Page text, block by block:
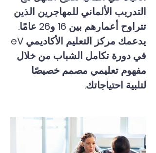
التدريب الألماني للمهاجرين الذين
تتراوح أعمارهم بين 16 و26 عامًا.
يدعمك مركز التعليم الأكاديمي eV
في دورة تكامل الشباب من خلال
مفهوم تعليمي مصمم خصيصًا
لتلبية احتياجاتك.